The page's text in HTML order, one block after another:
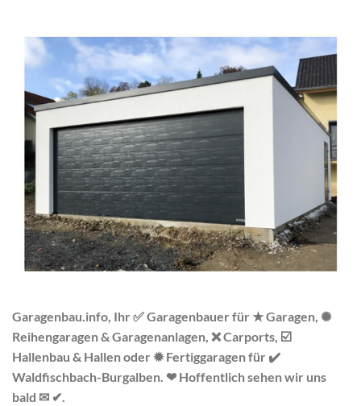
Garagenbau.info, Ihr ✅ Garagenbauer für ★ Garagen, ✺
Reihengaragen & Garagenanlagen, ❌ Carports, ☑️
Hallenbau & Hallen oder ✹ Fertiggaragen für ✔️
Waldfischbach-Burgalben. ❤ Hoffentlich sehen wir uns
bald ✉ ✔.